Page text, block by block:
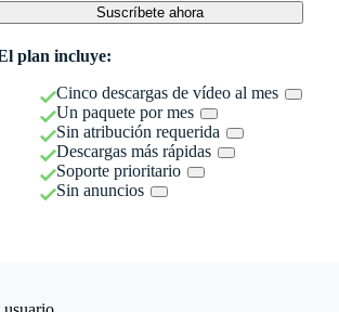
Suscríbete ahora
plan incluye:
Cinco descargas de vídeo al mes
Un paquete por mes
Sin atribución requerida
Descargas más rápidas
Soporte prioritario
Sin anuncios